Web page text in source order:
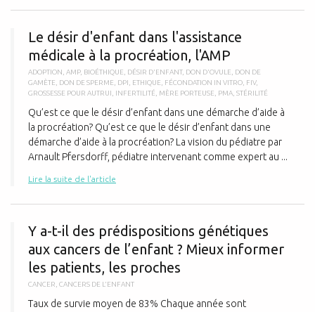
Le désir d'enfant dans l'assistance
médicale à la procréation, l'AMP
ADOPTION AMP, BIOÉTHIQUE DÉSIR D'ENFANT, DON D'OVULE
DON DE
GAMÈTE
DON DE SPERME DPI ETHIQUE FÉCONDATION IN VITRO FIV,
GROSSESSE POUR AUTRUI
INFERTILITÉ MÈRE PORTEUSE PMA STÉRILITÉ
Qu’est ce que le désir d’enfant dans une démarche d’aide à
la procréation? Qu’est ce que le désir d’enfant dans une
démarche d’aide à la procréation? La vision du pédiatre par
Arnault Pfersdorff, pédiatre intervenant comme expert au ...
Lire la suite de l'article
Y a-t-il des prédispositions génétiques
aux cancers de l’enfant ? Mieux informer
les patients, les proches
CANCER CANCERS DE L'ENFANT
Taux de survie moyen de 83% Chaque année sont